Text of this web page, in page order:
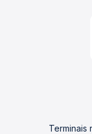
Terminais